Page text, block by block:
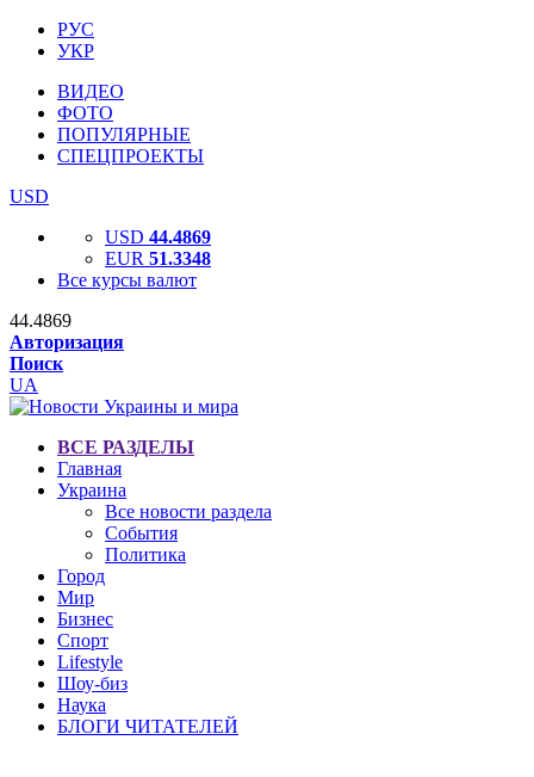
РУС
УКР
ВИДЕО
ФОТО
ПОПУЛЯРНЫЕ
СПЕЦПРОЕКТЫ
USD
USD 44.4869
EUR 51.3348
Все курсы валют
44.4869
Авторизация
Поиск
UA
ВСЕ РАЗДЕЛЫ
Главная
Украина
Все новости раздела
События
Политика
Город
Мир
Бизнес
Спорт
Lifestyle
Шоу-биз
Наука
БЛОГИ ЧИТАТЕЛЕЙ